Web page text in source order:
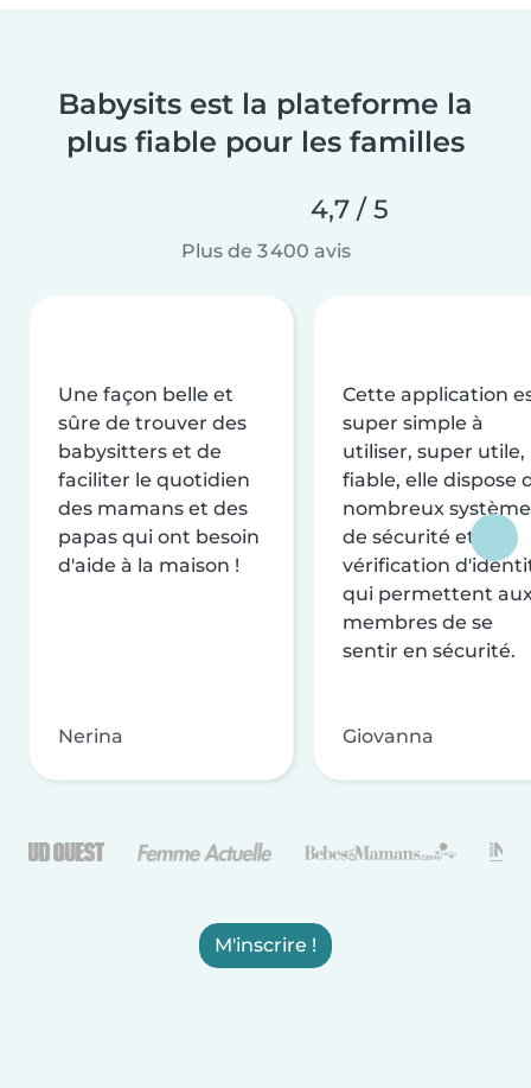
Babysits est la plateforme la
plus fiable pour les familles
4,7 / 5
Plus de 3 400 avis
Une façon belle et
sûre de trouver des
babysitters et de
faciliter le quotidien
des mamans et des
papas qui ont besoin
d'aide à la maison !
Nerina
Cette application
super simple à
utiliser, super utile,
fiable, elle dispose
nombreux
de sécurité et de
vérification
qui permettent
membres de se
sentir en sécurité.
Giovanna
M'inscrire !